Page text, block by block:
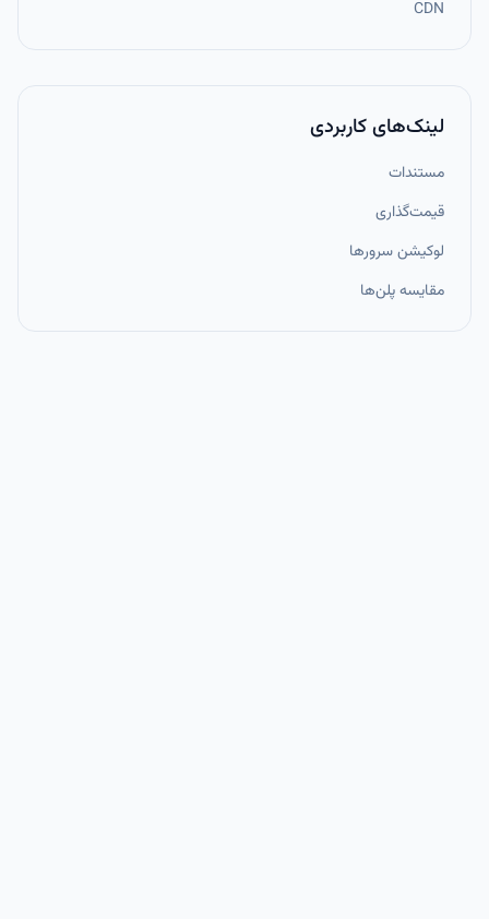
CDN
لینک‌های کاربردی
مستندات
قیمت‌گذاری
لوکیشن سرورها
مقایسه پلن‌ها